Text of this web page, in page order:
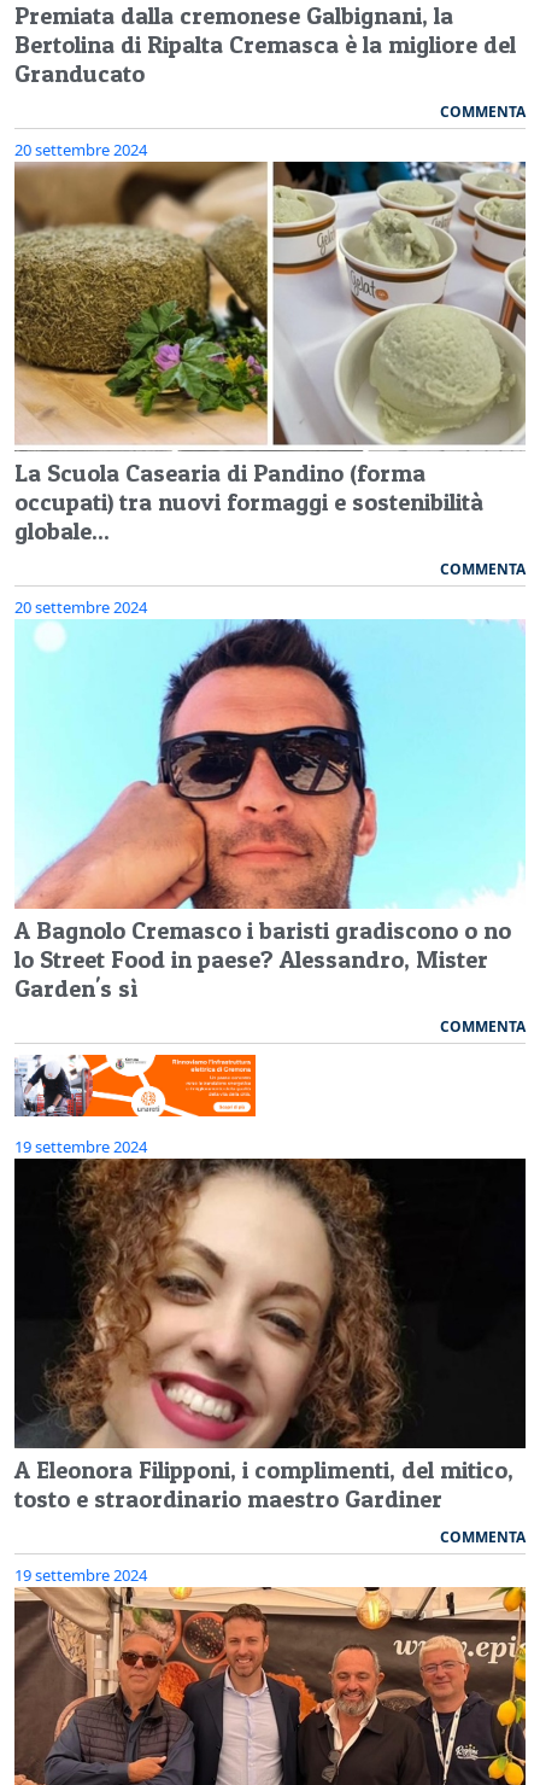
Premiata dalla cremonese Galbignani, la
Bertolina di Ripalta Cremasca è la migliore del
Granducato
COMMENTA
20 settembre 2024
La Scuola Casearia di Pandino (forma
occupati) tra nuovi formaggi e sostenibilità
globale...
COMMENTA
20 settembre 2024
A Bagnolo Cremasco i baristi gradiscono o no
lo Street Food in paese? Alessandro, Mister
Garden's sì
COMMENTA
19 settembre 2024
A Eleonora Filipponi, i complimenti, del mitico,
tosto e straordinario maestro Gardiner
COMMENTA
19 settembre 2024